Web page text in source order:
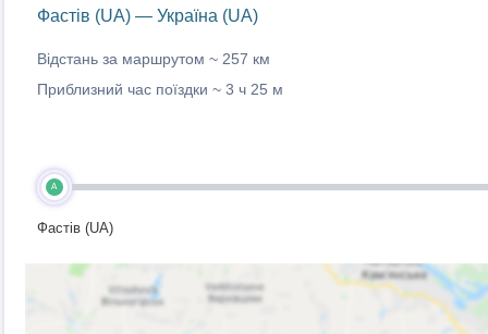
Фастів (UA) — Україна (UA)
Відстань за маршрутом ~ 257 км
Приблизний час поїздки ~ 3 ч 25 м
A
Фастів (UA)